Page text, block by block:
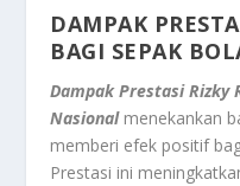
DAMPAK
BAGI SEPAK
Dampak Prestasi Rizky
Nasionalmenekankan
memberi efek positif
Prestasi ini